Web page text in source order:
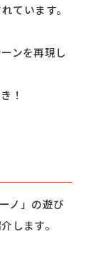
ています。
ンを再現し
！
ノ」の遊び
します。